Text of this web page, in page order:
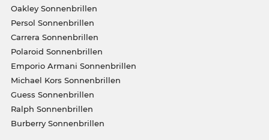
Oakley Sonnenbrillen
Persol Sonnenbrillen
Carrera Sonnenbrillen
Polaroid Sonnenbrillen
Emporio Armani Sonnenbrillen
Michael Kors Sonnenbrillen
Guess Sonnenbrillen
Ralph Sonnenbrillen
Burberry Sonnenbrillen